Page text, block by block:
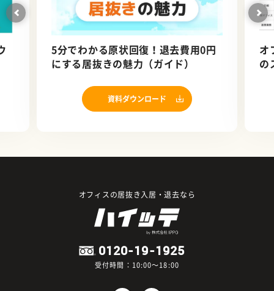
5分でわかる原状回復！退去費用0円
にする居抜きの魅力（ガイド）
資料ダウンロード
オ
の
オフィスの居抜き入居・退去なら
0120-19-1925
受付時間：10:00～18:00